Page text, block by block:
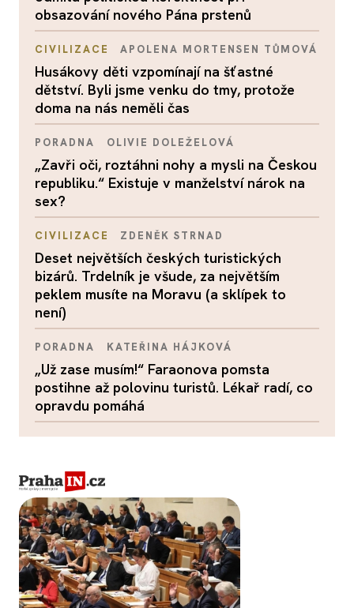
obsazování nového Pána prstenů
CIVILIZACE APOLENA MORTENSEN TŮMOVÁ
Husákovy děti vzpomínají na šťastné
dětství. Byli jsme venku do tmy, protože
doma na nás neměli čas
PORADNA OLIVIE DOLEŽELOVÁ
„Zavři oči, roztáhni nohy a mysli na Českou
republiku.“ Existuje v manželství nárok na
sex?
CIVILIZACE ZDENĚK STRNAD
Deset největších českých turistických
bizárů. Trdelník je všude, za největším
peklem musíte na Moravu (a sklípek to
není)
PORADNA KATEŘINA HÁJKOVÁ
„Už zase musím!“ Faraonova pomsta
postihne až polovinu turistů. Lékař radí, co
opravdu pomáhá